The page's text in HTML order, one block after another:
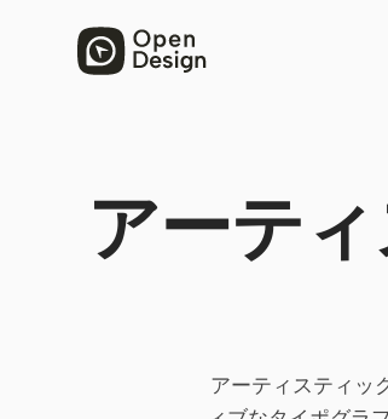
アーテ
アーティスティッ